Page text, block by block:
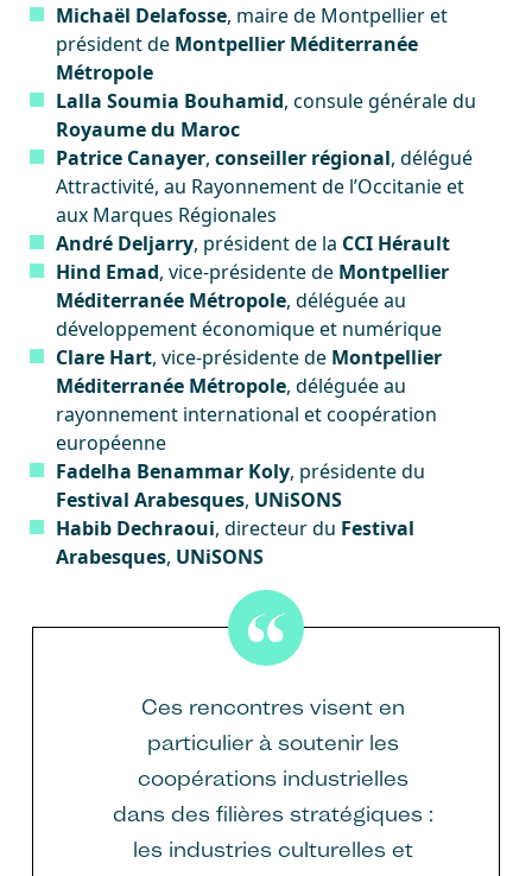
Michaël Delafosse, maire de Montpellier et
président de Montpellier Méditerranée
Métropole
Lalla Soumia Bouhamid, consule générale du
Royaume du Maroc
Patrice Canayer, conseiller régional, délégué
Attractivité, au Rayonnement de l’Occitanie et
aux Marques Régionales
André Deljarry, président de la CCI Hérault
Hind Emad, vice-présidente de Montpellier
Méditerranée Métropole, déléguée au
développement économique et numérique
Clare Hart, vice-présidente de Montpellier
Méditerranée Métropole, déléguée au
rayonnement international et coopération
européenne
Fadelha Benammar Koly, présidente du
Festival Arabesques, UNiSONS
Habib Dechraoui, directeur du Festival
Arabesques, UNiSONS
Ces rencontres visent en
particulier à soutenir les
coopérations industrielles
dans des filières stratégiques :
les industries culturelles et